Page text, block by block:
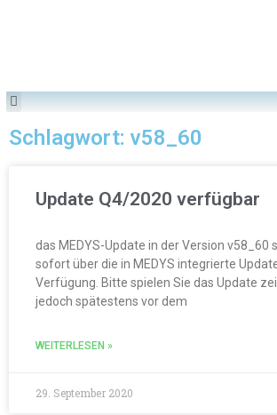
Schlagwort: v58_60
Update Q4/2020 verfügbar
das MEDYS-Update in der Version v58_60
sofort über die in MEDYS integrierte
Verfügung. Bitte spielen Sie das Update
jedoch spätestens vor dem
WEITERLESEN »
29. September 2020